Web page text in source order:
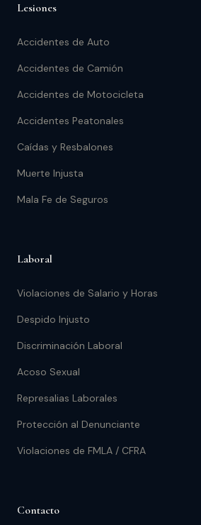
Lesiones
Accidentes de Auto
Accidentes de Camión
Accidentes de Motocicleta
Accidentes Peatonales
Caídas y Resbalones
Muerte Injusta
Mala Fe de Seguros
Laboral
Violaciones de Salario y Horas
Despido Injusto
Discriminación Laboral
Acoso Sexual
Represalias Laborales
Protección al Denunciante
Violaciones de FMLA / CFRA
Contacto